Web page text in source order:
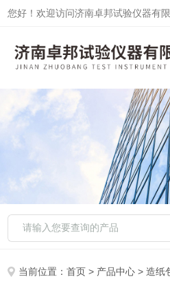
您好！欢迎访问济南卓邦试验仪器有
当前位置：首页 > 产品中心 >造纸